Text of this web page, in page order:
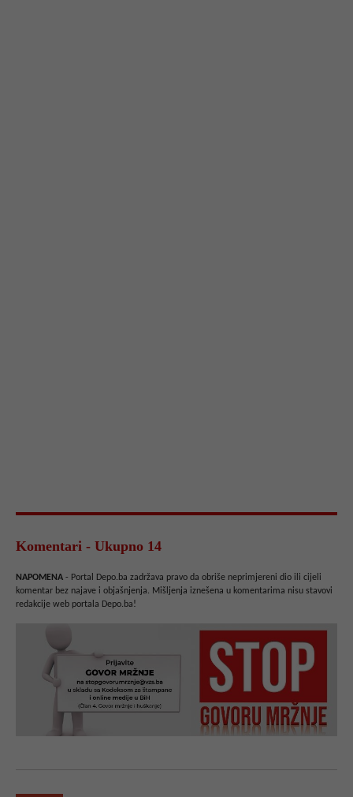
Komentari - Ukupno 14
NAPOMENA - Portal Depo.ba zadržava pravo da obriše neprimjereni dio ili cijeli
komentar bez najave i objašnjenja. Mišljenja iznešena u komentarima nisu stavovi
redakcije web portala Depo.ba!